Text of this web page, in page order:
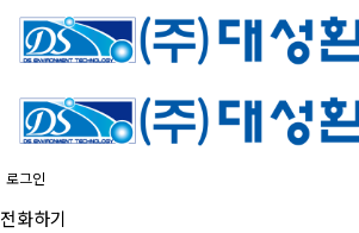
로그인
전화하기